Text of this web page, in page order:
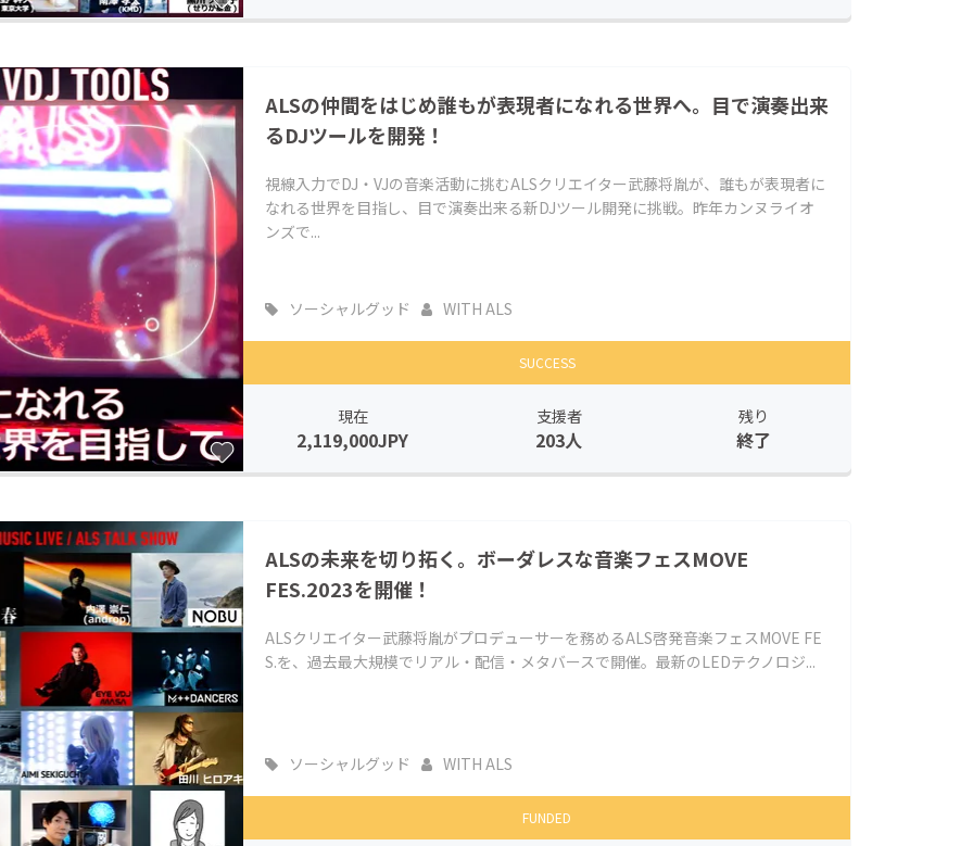
ALSの仲間をはじめ誰もが表現者になれる世界へ。目で演奏出来
るDJツールを開発！
視線入力でDJ・VJの音楽活動に挑むALSクリエイター武藤将胤が、誰もが表現者に
なれる世界を目指し、目で演奏出来る新DJツール開発に挑戦。昨年カンヌライオ
ンズで...
ソーシャルグッド WITH ALS
SUCCESS
現在
2,119,000JPY
支援者
203人
残り
終了
ALSの未来を切り拓く。ボーダレスな音楽フェスMOVE
FES.2023を開催！
ALSクリエイター武藤将胤がプロデューサーを務めるALS啓発音楽フェスMOVE FE
S.を、過去最大規模でリアル・配信・メタバースで開催。最新のLEDテクノロジ...
ソーシャルグッド WITH ALS
FUNDED